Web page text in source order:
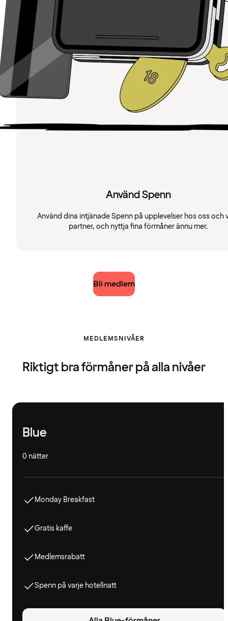
Använd Spenn
Använd dina intjänade Spenn på upplevelser hos oss och
partner, och nyttja fina förmåner ännu mer.
Bli medlem
MEDLEMSNIVÅER
Riktigt bra förmåner på alla nivåer
Blue
0 nätter
Monday Breakfast
Gratis kaffe
Medlemsrabatt
Spenn på varje hotellnatt